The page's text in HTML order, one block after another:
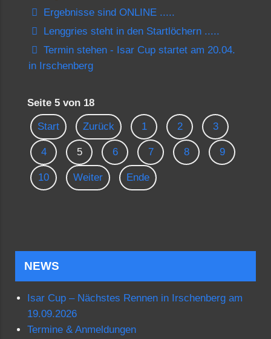
Ergebnisse sind ONLINE .....
Lenggries steht in den Startlöchern .....
Termin stehen - Isar Cup startet am 20.04.
in Irschenberg
Seite 5 von 18
Start Zurück 1 2 3
4 5 6 7 8 9
10 Weiter Ende
NEWS
Isar Cup – Nächstes Rennen in Irschenberg am
19.09.2026
Termine & Anmeldungen